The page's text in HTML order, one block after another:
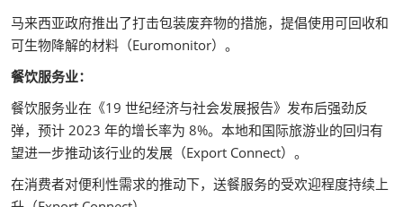
马来西亚政府推出了打击包装废弃物的措施，提倡使用可回收和
可生物降解的材料（Euromonitor）。
餐饮服务业：
餐饮服务业在《19 世纪经济与社会发展报告》发布后强劲反
弹，预计 2023 年的增长率为 8%。本地和国际旅游业的回归有
望进一步推动该行业的发展（Export Connect）。
在消费者对便利性需求的推动下，送餐服务的受欢迎程度持续上